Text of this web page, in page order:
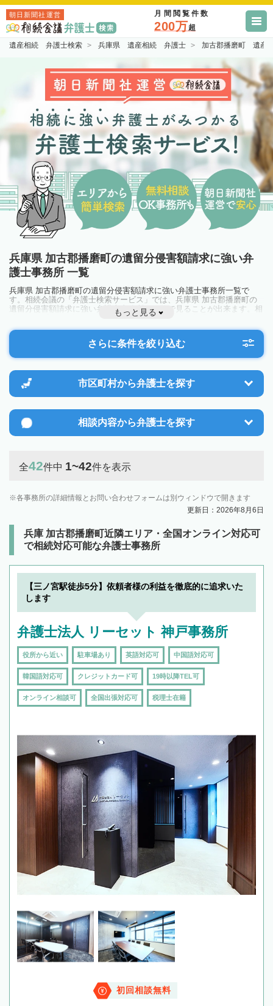
朝日新聞社運営 月間閲覧件数
200万超
遺産相続 弁護士検索 兵庫県 遺産相続 弁護士 加古郡播磨町 遺産
兵庫県 加古郡播磨町の遺留分侵害額請求に強い弁
護士事務所 一覧
兵庫県 加古郡播磨町の遺留分侵害額請求に強い弁護士事務所一覧で
す。相続会議の「弁護士検索サービス」では、兵庫県 加古郡播磨町の
遺留分侵害額請求に強い弁護士事務所を一覧で見ることが出来ます。相
続のトラブルやお悩みを抱えている方は一度近隣の弁護士に相談してみ
ましょう。
もっと見る
さらに条件を絞り込む
市区町村から弁護士を探す
相談内容から弁護士を探す
全42件中 1~42件を表示
各事務所の詳細情報とお問い合わせフォームは別ウィンドウで開きます
更新日：2026年8月6日
兵庫 加古郡播磨町近隣エリア・全国オンライン対応可
で相続対応可能な弁護士事務所
【三ノ宮駅徒歩5分】依頼者様の利益を徹底的に追求いた
します
弁護士法人 リーセット 神戸事務所
役所から近い 駐車場あり 英語対応可 中国語対応可
韓国語対応可 クレジットカード可 19時以降TEL可
オンライン相談可 全国出張対応可 税理士在籍
初回相談無料